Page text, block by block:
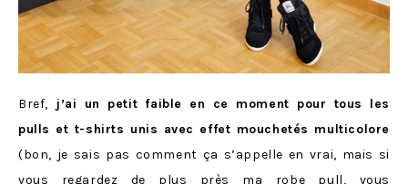
Bref, j’ai un petit faible en ce moment pour tous les
pulls et t-shirts unis avec effet mouchetés multicolore
(bon, je sais pas comment ça s’appelle en vrai, mais si
vous regardez de plus près ma robe pull, vous